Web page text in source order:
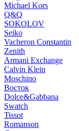
Michael Kors
Q&Q
SOKOLOV
Seiko
Vacheron Constantin
Zenith
Armani Exchange
Calvin Klein
Moschino
Восток
Dolce&Gabbana
Swatch
Tissot
Romanson